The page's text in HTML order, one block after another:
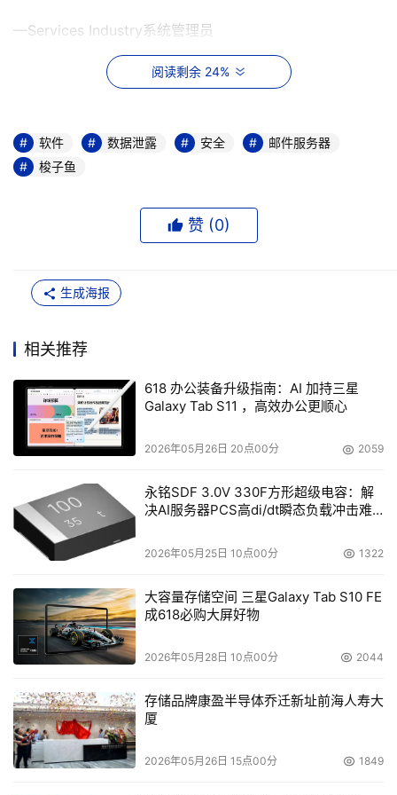
—Services Industry系统管理员
我喜欢它。该产品可全面控制邮件流量，并可提供评估工
梭子鱼邮件安全网关管理和过滤所有的电子邮件流量，以保
完整的邮件安全解决方案，梭子鱼邮件安全网关允许企业机
构对消息进行加密，并在邮件服务器不可用时通过云端确保
梭子鱼邮件安全网关不按用户数或功能项额外收费，也可部
阅读剩余 24%
本文来源于DOIT传媒，文章内容仅供参考，不构成投资建议。
软件 数据泄露 安全
邮件服务器
梭子鱼
赞 (0)
生成海报
相关推荐
618 办公装备升级指南：AI 加持三星
Galaxy Tab S11 ，高效办公更顺心
2026年05月26日 20点00分 2059
永铭SDF 3.0V 330F方形超级电容：解
决AI服务器PCS高di/dt瞬态负载冲击难
2026年05月25日 10点00分 1322
大容量存储空间 三星Galaxy Tab S10 FE
成618必购大屏好物
2026年05月28日 10点00分 2044
存储品牌康盈半导体乔迁新址前海人寿大
厦
2026年05月26日 15点00分 1849